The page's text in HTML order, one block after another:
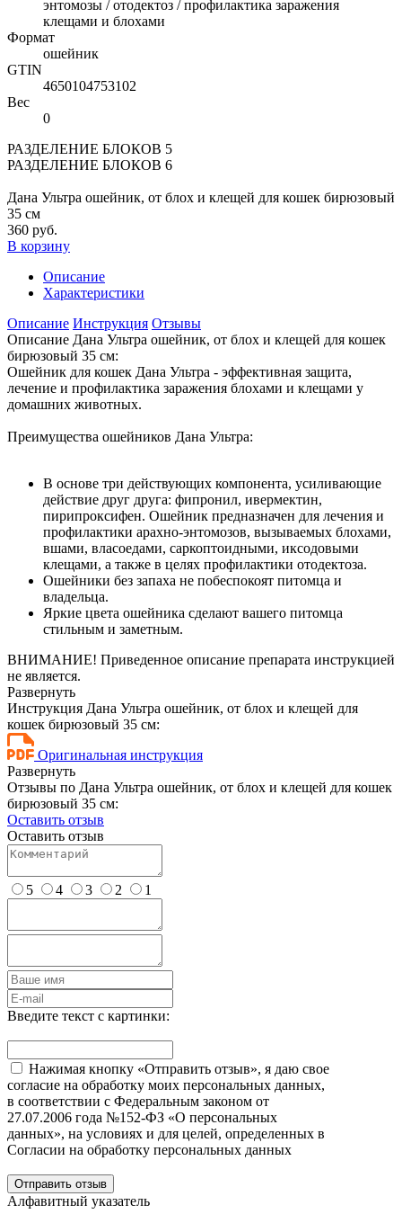
энтомозы / отодектоз / профилактика заражения
клещами и блохами
Формат
ошейник
GTIN
4650104753102
Вес
0
РАЗДЕЛЕНИЕ БЛОКОВ 5
РАЗДЕЛЕНИЕ БЛОКОВ 6
Дана Ультра ошейник, от блох и клещей для кошек бирюзовый
35 см
360 руб.
В корзину
Описание
Характеристики
Описание Инструкция Отзывы
Описание Дана Ультра ошейник, от блох и клещей для кошек
бирюзовый 35 см:
Ошейник для кошек Дана Ультра - эффективная защита,
лечение и профилактика заражения блохами и клещами у
домашних животных.
Преимущества ошейников Дана Ультра:
В основе три действующих компонента, усиливающие
действие друг друга: фипронил, ивермектин,
пирипроксифен. Ошейник предназначен для лечения и
профилактики арахно-энтомозов, вызываемых блохами,
вшами, власоедами, саркоптоидными, иксодовыми
клещами, а также в целях профилактики отодектоза.
Ошейники без запаха не побеспокоят питомца и
владельца.
Яркие цвета ошейника сделают вашего питомца
стильным и заметным.
ВНИМАНИЕ! Приведенное описание препарата инструкцией
не является.
Развернуть
Инструкция Дана Ультра ошейник, от блох и клещей для
кошек бирюзовый 35 см:
Оригинальная инструкция
Развернуть
Отзывы по Дана Ультра ошейник, от блох и клещей для кошек
бирюзовый 35 см:
Оставить отзыв
Оставить отзыв
5 4 3 2 1
Введите текст с картинки:
Нажимая кнопку «Отправить отзыв», я даю свое
согласие на обработку моих персональных данных,
в соответствии с Федеральным законом от
27.07.2006 года №152-ФЗ «О персональных
данных», на условиях и для целей, определенных в
Согласии на обработку персональных данных
Отправить отзыв
Алфавитный указатель